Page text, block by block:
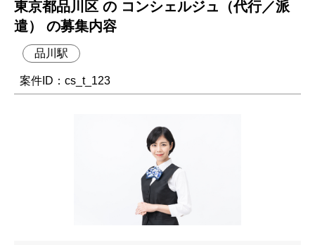
東京都品川区 の コンシェルジュ（代行／派
遣） の募集内容
品川駅
案件ID：cs_t_123